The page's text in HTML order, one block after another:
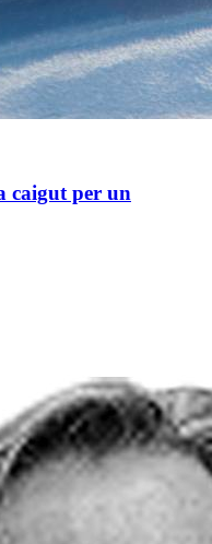
caigut per un